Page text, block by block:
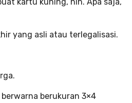
yang asli atau terlegalisasi.
berukuran 3×4